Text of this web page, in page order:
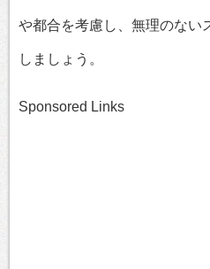
や都合を考慮し、無理のない
しましょう。
Sponsored Links